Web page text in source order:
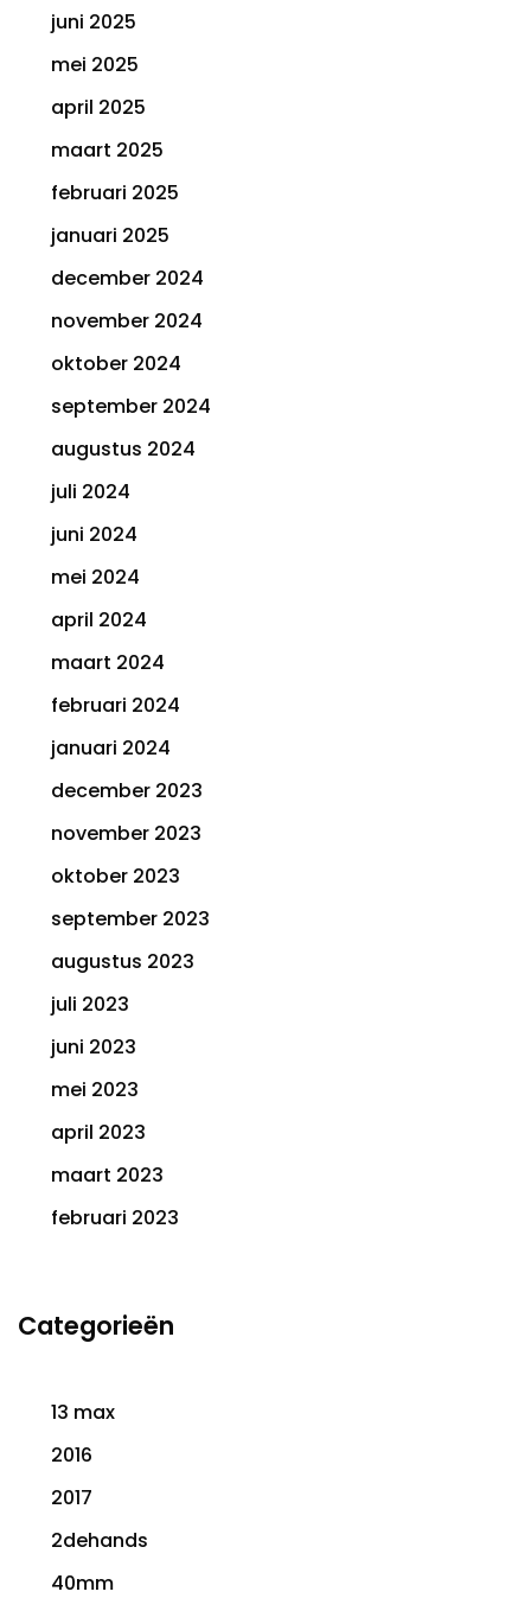
juni 2025
mei 2025
april 2025
maart 2025
februari 2025
januari 2025
december 2024
november 2024
oktober 2024
september 2024
augustus 2024
juli 2024
juni 2024
mei 2024
april 2024
maart 2024
februari 2024
januari 2024
december 2023
november 2023
oktober 2023
september 2023
augustus 2023
juli 2023
juni 2023
mei 2023
april 2023
maart 2023
februari 2023
Categorieën
13 max
2016
2017
2dehands
40mm